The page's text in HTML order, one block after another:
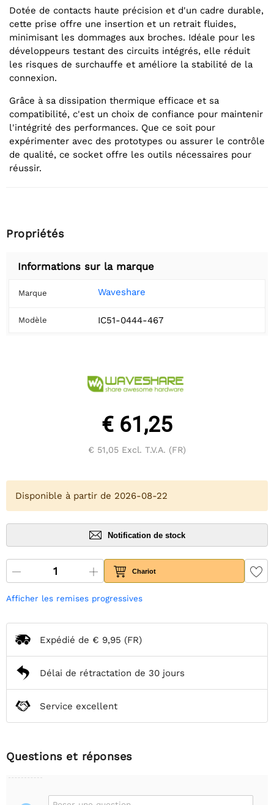
Dotée de contacts haute précision et d'un cadre durable,
cette prise offre une insertion et un retrait fluides,
minimisant les dommages aux broches. Idéale pour les
développeurs testant des circuits intégrés, elle réduit
les risques de surchauffe et améliore la stabilité de la
connexion.
Grâce à sa dissipation thermique efficace et sa
compatibilité, c'est un choix de confiance pour maintenir
l'intégrité des performances. Que ce soit pour
expérimenter avec des prototypes ou assurer le contrôle
de qualité, ce socket offre les outils nécessaires pour
réussir.
Propriétés
Informations sur la marque
Marque Waveshare
Modèle IC51-0444-467
€ 61,25
€ 51,05 Excl. T.V.A. (FR)
Disponible à partir de 2026-08-22
Notification de stock
Chariot
Afficher les remises progressives
Expédié de € 9,95 (FR)
Délai de rétractation de 30 jours
Service excellent
Questions et réponses